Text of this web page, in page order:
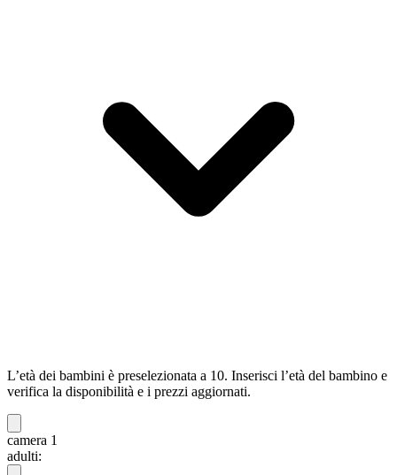
L’età dei bambini è preselezionata a 10. Inserisci l’età del bambino e
verifica la disponibilità e i prezzi aggiornati.
camera 1
adulti: